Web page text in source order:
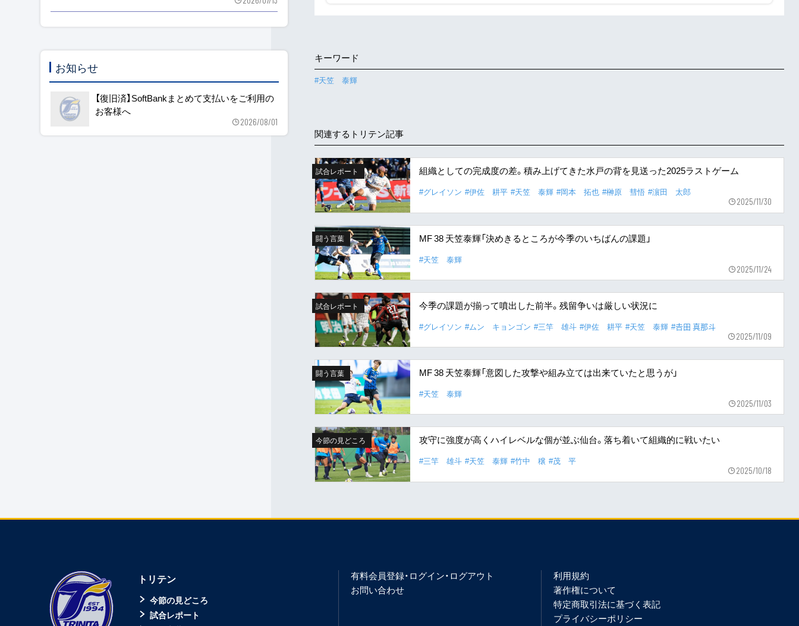
キーワード
#天笠 泰輝
関連するトリテン記事
試合レポート 組織としての完成度の差。積み上げてきた水戸の背を見送った2025ラストゲーム
#グレイソン #伊佐 耕平 #天笠 泰輝 #岡本 拓也 #榊原 彗悟 #濵田 太郎
2025/11/30
闘う言葉 MF 38 天笠泰輝「決めきるところが今季のいちばんの課題」
#天笠 泰輝
2025/11/24
試合レポート 今季の課題が揃って噴出した前半。残留争いは厳しい状況に
#グレイソン #ムン キョンゴン #三竿 雄斗 #伊佐 耕平 #天笠 泰輝 #𠮷田 真那斗
2025/11/09
闘う言葉 MF 38 天笠泰輝「意図した攻撃や組み立ては出来ていたと思うが」
#天笠 泰輝
2025/11/03
今節の見どころ 攻守に強度が高くハイレベルな個が並ぶ仙台。落ち着いて組織的に戦いたい
#三竿 雄斗 #天笠 泰輝 #竹中 穣 #茂 平
2025/10/18
お知らせ
【復旧済】SoftBankまとめて支払いをご利用の
お客様へ
2026/08/01
トリテン
今節の見どころ
試合レポート
有料会員登録・ログイン・ログアウト
お問い合わせ
利用規約
著作権について
特定商取引法に基づく表記
プライバシーポリシー